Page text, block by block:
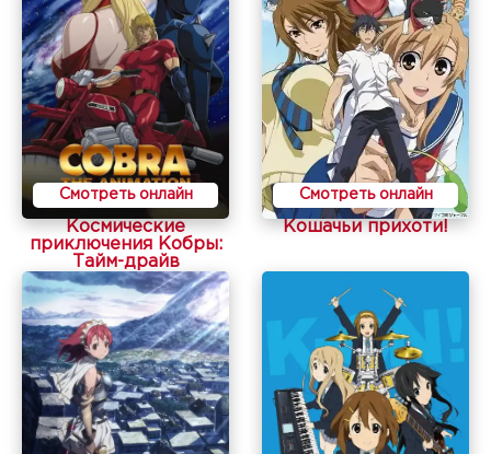
Смотреть онлайн
Космические
приключения Кобры:
Тайм-драйв
Смотреть онлайн
Кошачьи прихоти!